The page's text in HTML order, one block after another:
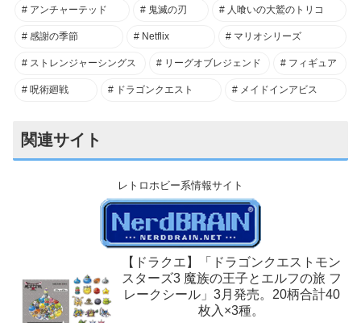
アンチャーテッド 鬼滅の刃 人喰いの大鷲のトリコ
感謝の季節 Netflix マリオシリーズ
ストレンジャーシングス リーグオブレジェンド フィギュア
呪術廻戦 ドラゴンクエスト メイドインアビス
関連サイト
レトロホビー系情報サイト
【ドラクエ】「ドラゴンクエストモン
スターズ3 魔族の王子とエルフの旅 フ
レークシール」3月発売。20柄合計40
枚入×3種。